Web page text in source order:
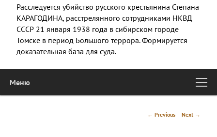
Расследуется убийство русского крестьянина Степана
КАРАГОДИНА, расстрелянного сотрудниками НКВД
СССР 21 января 1938 года в сибирском городе
Томске в период Большого террора. Формируется
доказательная база для суда.
Меню
Image
← Previous Next →